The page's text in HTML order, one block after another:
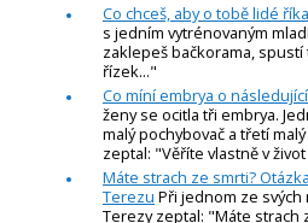
Co chceš, aby o tobě lidé
s jedním vytrénovaným
zaklepeš bačkorama,
řízek..."
Co míní embrya o
ženy se ocitla tři embrya.
malý pochybovač a třetí
zeptal: "Věříte vlastně v
Máte strach ze smrti?
Terezu Při jednom ze
Terezy zeptal: "Máte strach